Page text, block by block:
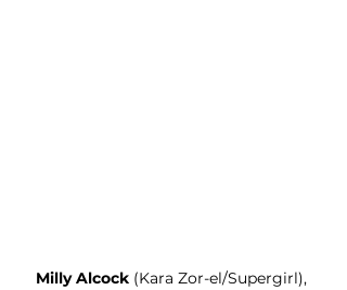
Milly Alcock (Kara Zor-el/Supergirl),